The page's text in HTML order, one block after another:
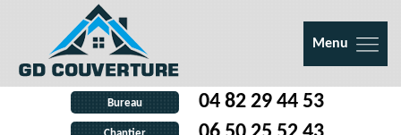
Menu
Bureau 04 82 29 44 53